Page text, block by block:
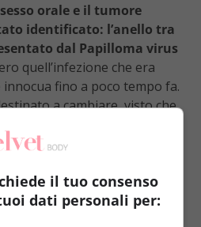
orale e il tumore
identificato: l’anello tra
dal Papilloma virus
quell’infezione che era
fino a poco tempo fa.
a cambiare, visto che
dei casi (addirittura 1
a rischio sono gli uomini
orale con più di un partner
il tuo consenso
dati personali per: